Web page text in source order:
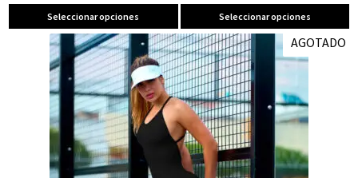
Seleccionar opciones Seleccionar opciones
AGOTADO